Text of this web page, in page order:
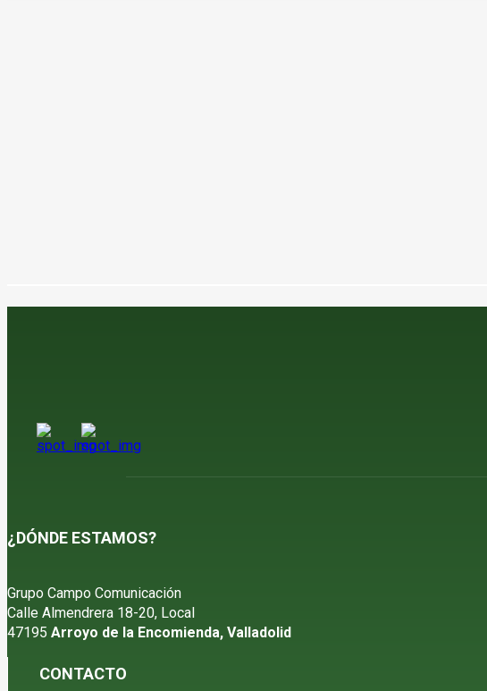
¿DÓNDE ESTAMOS?
Grupo Campo Comunicación
Calle Almendrera 18-20, Local
47195 Arroyo de la Encomienda, Valladolid
CONTACTO